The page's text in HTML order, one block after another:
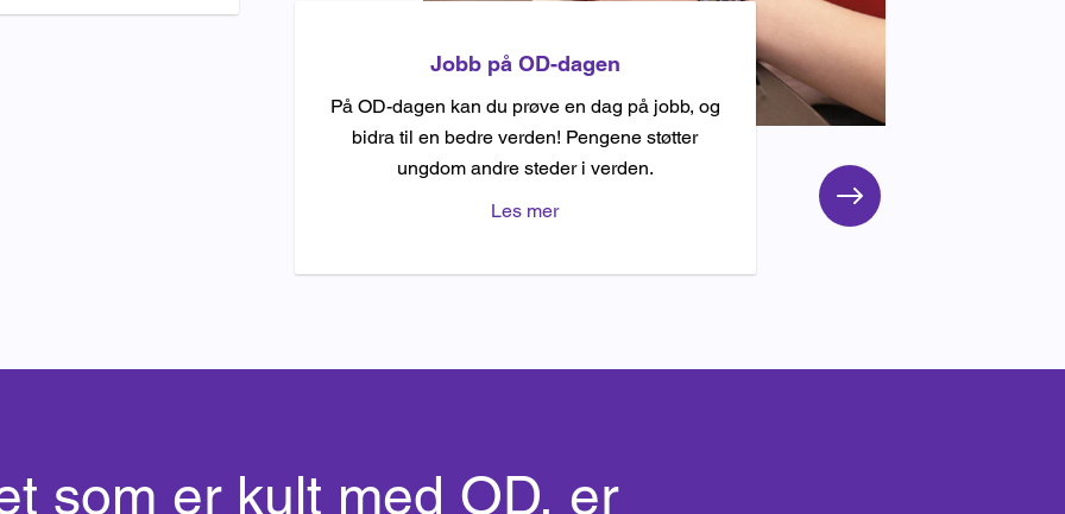
Jobb på OD-dagen
På OD-dagen kan du prøve en dag på jobb, og
bidra til en bedre verden! Pengene støtter
ungdom andre steder i verden.
Les mer
som er kult med OD, er